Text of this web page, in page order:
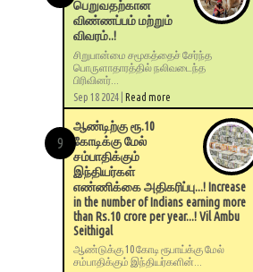
பெறுவதற்கான
விண்ணப்பம் மற்றும்
விவரம்..!
சிறுபான்மை சமூகத்தைச் சேர்ந்த
பொருளாதாரத்தில் நலிவடைந்த
பிரிவினர்...
Sep 18 2024 | Read more
ஆண்டிற்கு ரூ.10
கோடிக்கு மேல்
சம்பாதிக்கும்
இந்தியர்கள்
எண்ணிக்கை அதிகரிப்பு...! Increase
in the number of Indians earning more
than Rs.10 crore per year...! Vil Ambu
Seithigal
ஆண்டுக்கு 10 கோடி ரூபாய்க்கு மேல்
சம்பாதிக்கும் இந்தியர்களின்...